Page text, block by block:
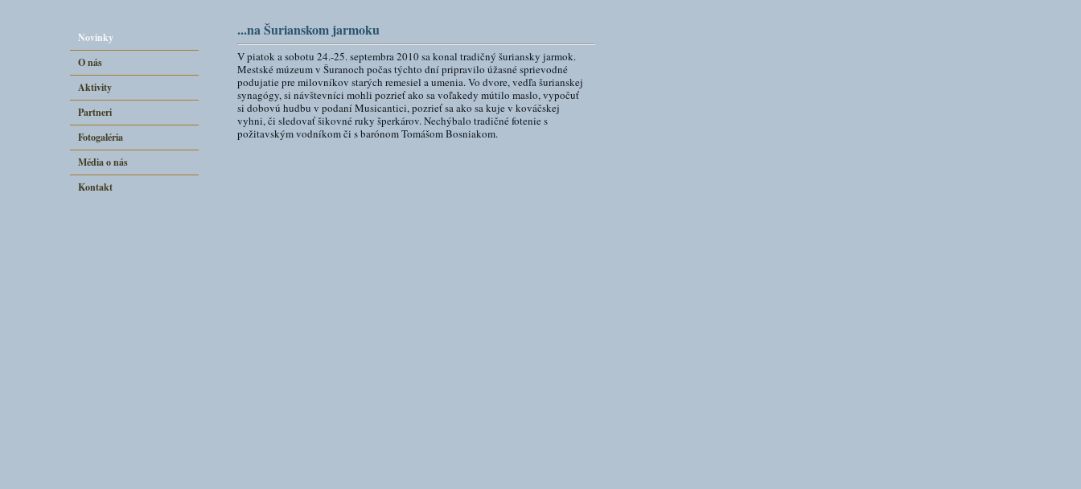
Novinky
O nás
Aktivity
Partneri
Fotogaléria
Média o nás
Kontakt
...na Šurianskom jarmoku
V piatok a sobotu 24.-25. septembra 2010 sa konal tradičný šuriansky jarmok.
Mestské múzeum v Šuranoch počas týchto dní pripravilo úžasné sprievodné
podujatie pre milovníkov starých remesiel a umenia. Vo dvore, vedľa šurianskej
synagógy, si návštevníci mohli pozrieť ako sa voľakedy mútilo maslo, vypočuť
si dobovú hudbu v podaní Musicantici, pozrieť sa ako sa kuje v kováčskej
vyhni, či sledovať šikovné ruky šperkárov. Nechýbalo tradičné fotenie s
požitavským vodníkom či s barónom Tomášom Bosniakom.